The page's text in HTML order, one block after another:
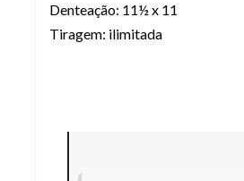
Denteação: 11½ x 11
Tiragem: ilimitada